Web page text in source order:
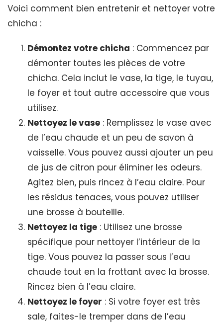
Voici comment bien entretenir et nettoyer votre
chicha :
Démontez votre chicha : Commencez par
démonter toutes les pièces de votre
chicha. Cela inclut le vase, la tige, le tuyau,
le foyer et tout autre accessoire que vous
utilisez.
Nettoyez le vase : Remplissez le vase avec
de l’eau chaude et un peu de savon à
vaisselle. Vous pouvez aussi ajouter un peu
de jus de citron pour éliminer les odeurs.
Agitez bien, puis rincez à l’eau claire. Pour
les résidus tenaces, vous pouvez utiliser
une brosse à bouteille.
Nettoyez la tige : Utilisez une brosse
spécifique pour nettoyer l’intérieur de la
tige. Vous pouvez la passer sous l’eau
chaude tout en la frottant avec la brosse.
Rincez bien à l’eau claire.
Nettoyez le foyer : Si votre foyer est très
sale, faites-le tremper dans de l’eau